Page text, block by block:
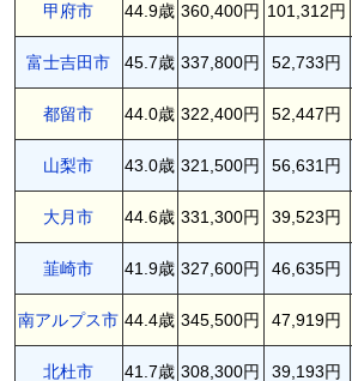
甲府市 44.9歳 360,400円 101,312円
富士吉田市 45.7歳 337,800円 52,733円
都留市 44.0歳 322,400円 52,447円
山梨市 43.0歳 321,500円 56,631円
大月市 44.6歳 331,300円 39,523円
韮崎市 41.9歳 327,600円 46,635円
南アルプス市 44.4歳 345,500円 47,919円
北杜市 41.7歳 308,300円 39,193円